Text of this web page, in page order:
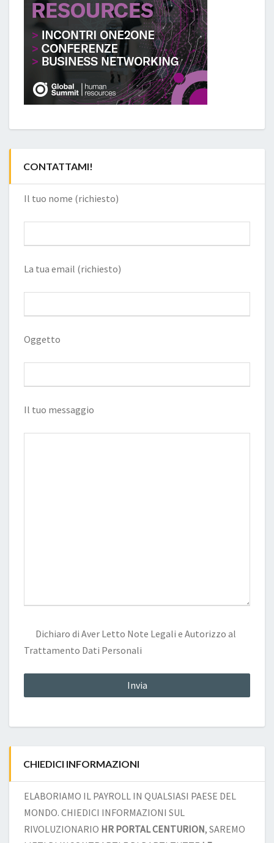
CONTATTAMI!
Il tuo nome (richiesto)
La tua email (richiesto)
Oggetto
Il tuo messaggio
Dichiaro di Aver Letto Note Legali e Autorizzo al
Trattamento Dati Personali
CHIEDICI INFORMAZIONI
ELABORIAMO IL PAYROLL IN QUALSIASI PAESE DEL
MONDO. CHIEDICI INFORMAZIONI SUL
RIVOLUZIONARIO HR PORTAL CENTURION, SAREMO